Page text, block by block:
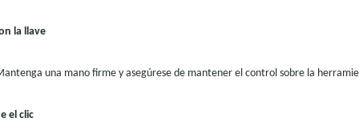
la llave
una mano firme y asegúrese de mantener el control sobre la
el clic